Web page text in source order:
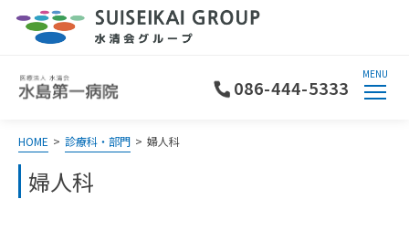
086-444-5333
MENU
HOME > 診療科・部門 > 婦人科
婦人科